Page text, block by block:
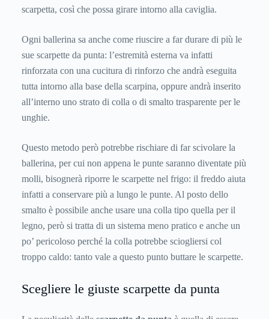
scarpetta, così che possa girare intorno alla caviglia.
Ogni ballerina sa anche come riuscire a far durare di più le
sue scarpette da punta: l’estremità esterna va infatti
rinforzata con una cucitura di rinforzo che andrà eseguita
tutta intorno alla base della scarpina, oppure andrà inserito
all’interno uno strato di colla o di smalto trasparente per le
unghie.
Questo metodo però potrebbe rischiare di far scivolare la
ballerina, per cui non appena le punte saranno diventate più
molli, bisognerà riporre le scarpette nel frigo: il freddo aiuta
infatti a conservare più a lungo le punte. Al posto dello
smalto è possibile anche usare una colla tipo quella per il
legno, però si tratta di un sistema meno pratico e anche un
po’ pericoloso perché la colla potrebbe sciogliersi col
troppo caldo: tanto vale a questo punto buttare le scarpette.
Scegliere le giuste scarpette da punta